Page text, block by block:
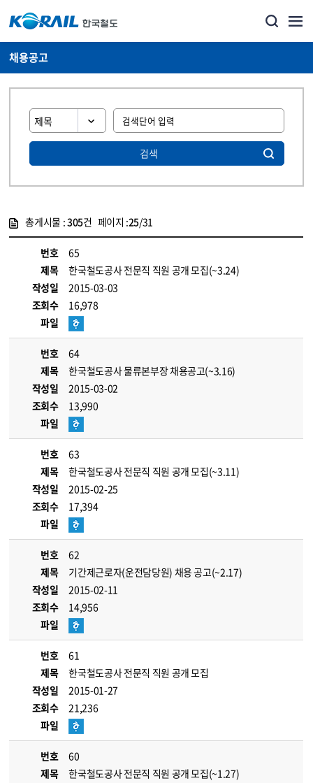
채용공고
검색
총게시물 :305건 페이지 :25/31
번호
65
제목
한국철도공사 전문직 직원 공개 모집(~3.24)
작성일
2015-03-03
조회수
16,978
파일
번호
64
제목
한국철도공사 물류본부장 채용공고(~3.16)
작성일
2015-03-02
조회수
13,990
파일
번호
63
제목
한국철도공사 전문직 직원 공개 모집(~3.11)
작성일
2015-02-25
조회수
17,394
파일
번호
62
제목
기간제근로자(운전담당원) 채용 공고(~2.17)
작성일
2015-02-11
조회수
14,956
파일
번호
61
제목
한국철도공사 전문직 직원 공개 모집
작성일
2015-01-27
조회수
21,236
파일
번호
60
제목
한국철도공사 전문직 직원 공개 모집(~1.27)